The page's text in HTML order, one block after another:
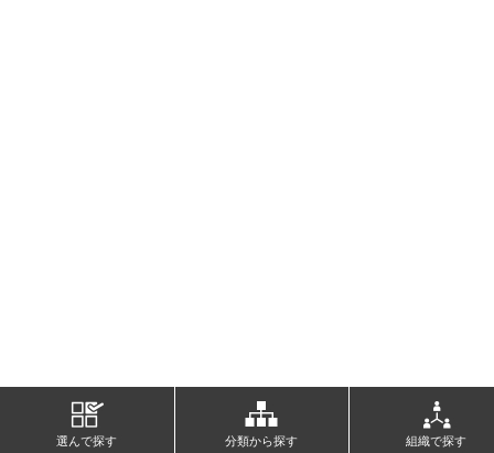
選んで探す 分類から探す 組織で探す